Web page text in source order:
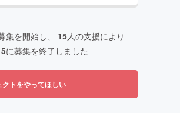
集を開始し、 15人の支援により
に募集を終了しました
クトをやってほしい